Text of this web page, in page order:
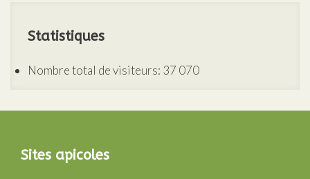
Statistiques
Nombre total de visiteurs: 37 070
Sites apicoles